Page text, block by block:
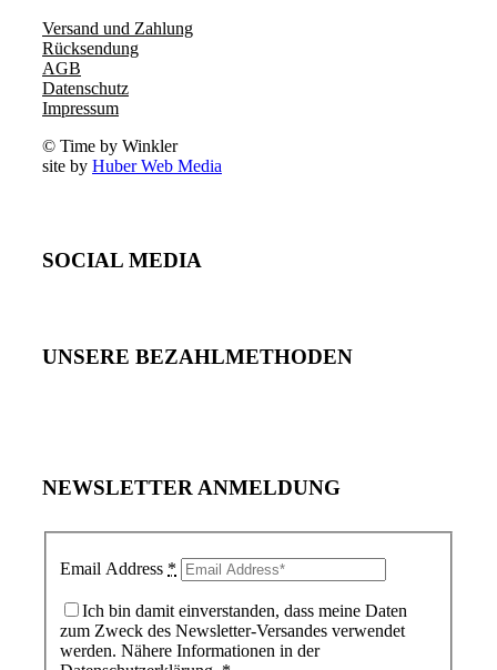
Versand und Zahlung
Rücksendung
AGB
Datenschutz
Impressum
© Time by Winkler
site by Huber Web Media
SOCIAL MEDIA
UNSERE BEZAHLMETHODEN
NEWSLETTER ANMELDUNG
Email Address *
Ich bin damit einverstanden, dass meine Daten
zum Zweck des Newsletter-Versandes verwendet
werden. Nähere Informationen in der